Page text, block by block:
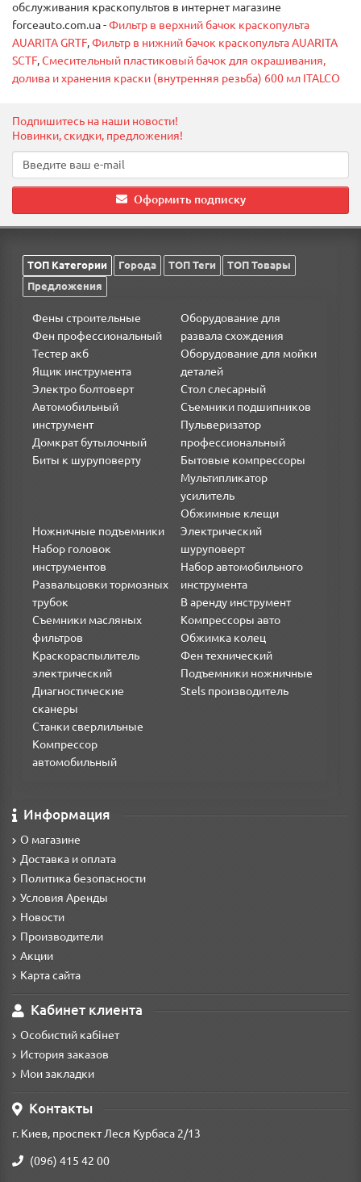
обслуживания краскопультов в интернет магазине
forceauto.com.ua -Фильтр в верхний бачок краскопульта
AUARITA GRTF,Фильтр в нижний бачок краскопульта AUARITA
SCTF,Смесительный пластиковый бачок для окрашивания,
долива и хранения краски (внутренняя резьба) 600 мл ITALCO
Подпишитесь на наши новости!
Новинки, скидки, предложения!
Оформить подписку
ТОП Категории Города ТОП Теги
ТОП Товары
Предложения
Фены строительные
Фен профессиональный
Тестер акб
Ящик инструмента
Электро болтоверт
Автомобильный
инструмент
Домкрат бутылочный
Биты к шуруповерту
Оборудование для
развала схождения
Оборудование для мойки
деталей
Стол слесарный
Съемники подшипников
Пульверизатор
профессиональный
Бытовые компрессоры
Мультипликатор
усилитель
Обжимные клещи
Ножничные подъемники
Набор головок
инструментов
Развальцовки тормозных
трубок
Съемники масляных
фильтров
Краскораспылитель
электрический
Диагностические
сканеры
Станки сверлильные
Компрессор
автомобильный
Электрический
шуруповерт
Набор автомобильного
инструмента
В аренду инструмент
Компрессоры авто
Обжимка колец
Фен технический
Подъемники ножничные
Stels производитель
Информация
О магазине
Доставка и оплата
Политика безопасности
Условия Аренды
Новости
Производители
Акции
Карта сайта
Кабинет клиента
Особистий кабінет
История заказов
Мои закладки
Контакты
г. Киев, проспект Леся Курбаса 2/13
(096) 415 42 00